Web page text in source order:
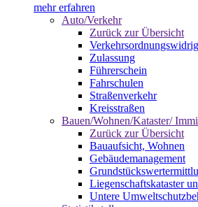
mehr erfahren
Auto/Verkehr
Zurück zur Übersicht
Zulassung
Führerschein
Fahrschulen
Straßenverkehr
Kreisstraßen
Bauen/Wohnen/Kataster/
Zurück zur Übersicht
Bauaufsicht, Wohnen
Gebäudemanagement
Liegenschaftskataster
Untere